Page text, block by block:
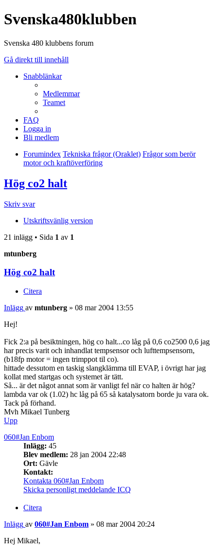
Svenska480klubben
Svenska 480 klubbens forum
Gå direkt till innehåll
Snabblänkar
Medlemmar
Teamet
FAQ
Logga in
Bli medlem
Forumindex Tekniska frågor (Oraklet) Frågor som berör
motor och kraftöverföring
Hög co2 halt
Skriv svar
Utskriftsvänlig version
21 inlägg • Sida 1 av 1
mtunberg
Hög co2 halt
Citera
Inlägg av mtunberg » 08 mar 2004 13:55
Hej!
Fick 2:a på besiktningen, hög co halt...co låg på 0,6 co2500 0,6 jag
har precis varit och inhandlat tempsensor och lufttempsensorn,
(b18fp motor = ingen trimppot til co).
hittade dessutom en taskig slangklämma till EVAP, i övrigt har jag
kollat med startgas och systemet är tätt.
Så... är det något annat som är vanligt fel när co halten är hög?
lambda var ok (1.02) hc låg på 65 så katalysatorn borde ju vara ok.
Tack på förhand.
Mvh Mikael Tunberg
Upp
060#Jan Enbom
Inlägg: 45
Blev medlem: 28 jan 2004 22:48
Ort: Gävle
Kontakt:
Kontakta 060#Jan Enbom
Skicka personligt meddelande ICQ
Citera
Inlägg av 060#Jan Enbom » 08 mar 2004 20:24
Hej Mikael,